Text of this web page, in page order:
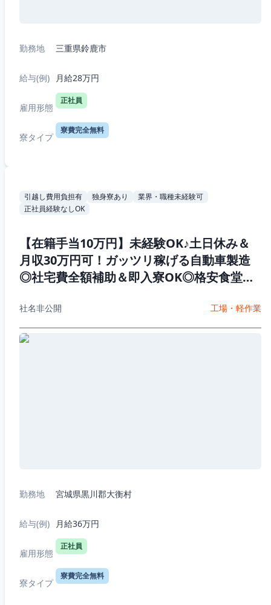
勤務地 三重県鈴鹿市
給与(例) 月給28万円
雇用形態
正社員
寮タイプ
寮費完全無料
引越し費用負担有 独身寮あり
業界・職種未経験可
正社員経験なしOK
【在籍手当10万円】未経験OK♪土日休み＆
月収30万円可！ガッツリ稼げる自動車製造
◎社宅費全額補助＆即入寮OK◎格安食堂完
社名非公開 工場・軽作業
勤務地 宮城県黒川郡大衡村
給与(例) 月給36万円
雇用形態
正社員
寮タイプ
寮費完全無料